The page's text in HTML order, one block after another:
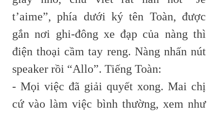
t’aime”, phía dưới ký tên Toàn, được
gắn nơi ghi-đông xe đạp của nàng thì
điện thoại cầm tay reng. Nàng nhấn nút
speaker rồi “Allo”. Tiếng Toàn:
- Mọi việc đã giải quyết xong. Mai chị
cứ vào làm việc bình thường, xem như